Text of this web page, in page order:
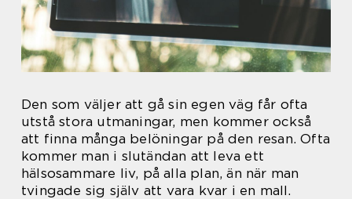
Den som väljer att gå sin egen väg får ofta
utstå stora utmaningar, men kommer också
att finna många belöningar på den resan. Ofta
kommer man i slutändan att leva ett
hälsosammare liv, på alla plan, än när man
tvingade sig själv att vara kvar i en mall.